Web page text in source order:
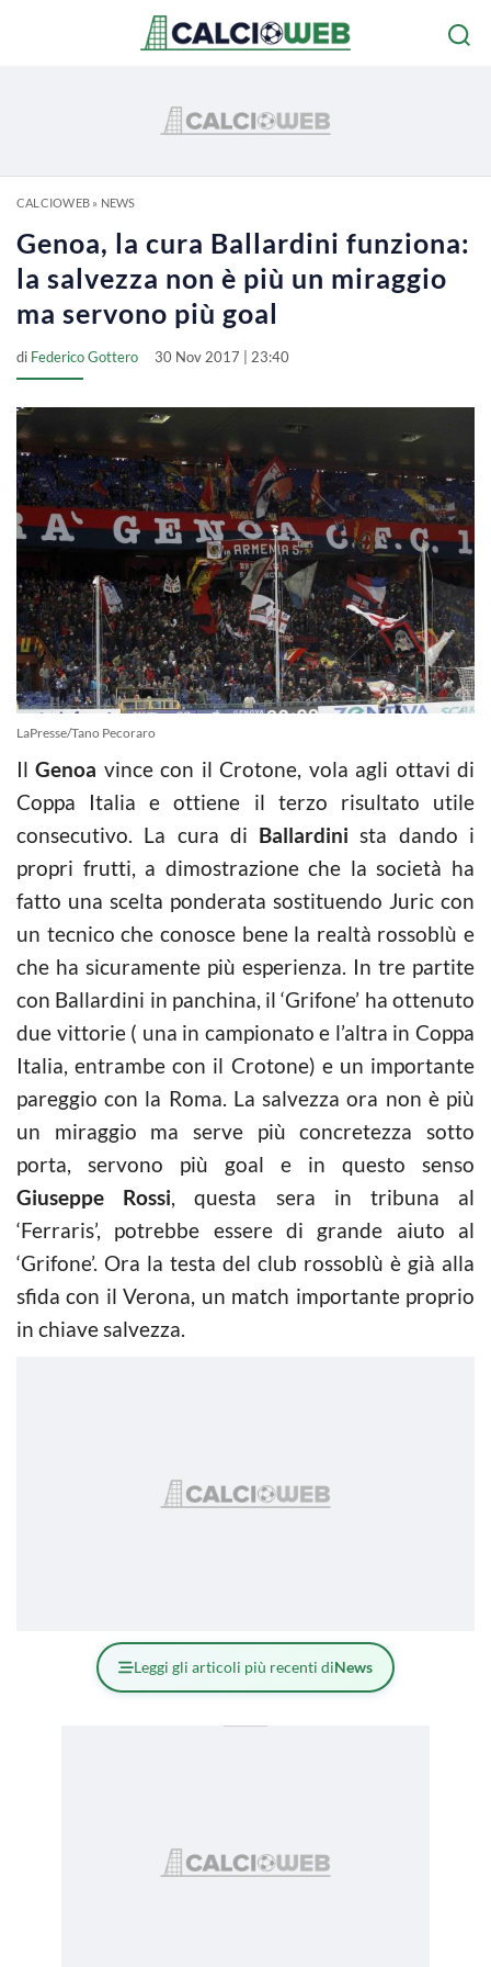
CALCIOWEB» NEWS
Genoa, la cura Ballardini funziona:
la salvezza non è più un miraggio
ma servono più goal
di Federico Gottero 30 Nov 2017 | 23:40
LaPresse/Tano Pecoraro
IlGenoa vince con il Crotone, vola agli ottavi di
Coppa Italia e ottiene il terzo risultato utile
consecutivo. La cura di Ballardini sta dando i
propri frutti, a dimostrazione che la società ha
fatto una scelta ponderata sostituendo Juric con
un tecnico che conosce bene la realtà rossoblù e
che ha sicuramente più esperienza. In tre partite
con Ballardini in panchina, il ‘Grifone’ ha ottenuto
due vittorie ( una in campionato e l’altra in Coppa
Italia, entrambe con il Crotone) e un importante
pareggio con la Roma. La salvezza ora non è più
un miraggio ma serve più concretezza sotto
porta, servono più goal e in questo senso
Giuseppe Rossi, questa sera in tribuna al
‘Ferraris’, potrebbe essere di grande aiuto al
‘Grifone’. Ora la testa del club rossoblù è già alla
sfida con il Verona, un match importante proprio
in chiave salvezza.
Leggi gli articoli più recenti diNews